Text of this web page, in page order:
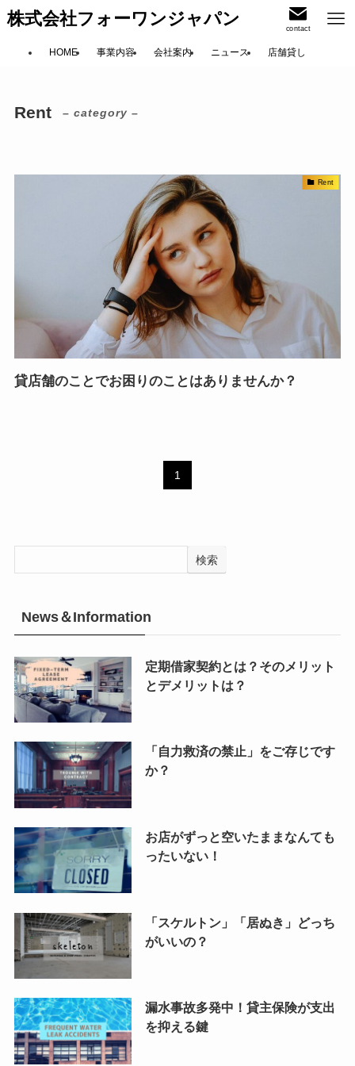
株式会社フォーワンジャパン contact
HOME 事業内容 会社案内 ニュース 店舗貸し
Rent – category –
Rent
貸店舗のことでお困りのことはありませんか？
1
検索
News＆Information
定期借家契約とは？そのメリット
とデメリットは？
「自力救済の禁止」をご存じです
か？
お店がずっと空いたままなんても
ったいない！
「スケルトン」「居ぬき」どっち
がいいの？
漏水事故多発中！貸主保険が支出
を抑える鍵